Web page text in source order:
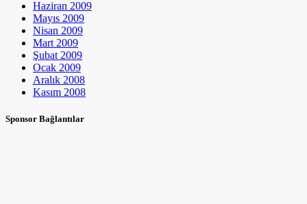
Haziran 2009
Mayıs 2009
Nisan 2009
Mart 2009
Şubat 2009
Ocak 2009
Aralık 2008
Kasım 2008
Sponsor Bağlantılar